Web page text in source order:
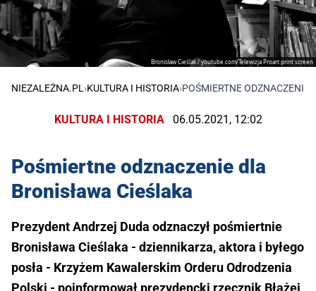
Bronisław Cieślak / youtube.com/Telewizja Proart print screen
NIEZALEŻNA.PL ›KULTURA I HISTORIA›POŚMIERTNE ODZNACZENIE
KULTURA I HISTORIA 06.05.2021, 12:02
Pośmiertne odznaczenie dla
Bronisława Cieślaka
Prezydent Andrzej Duda odznaczył pośmiertnie
Bronisława Cieślaka - dziennikarza, aktora i byłego
posła - Krzyżem Kawalerskim Orderu Odrodzenia
Polski - poinformował prezydencki rzecznik Błażej